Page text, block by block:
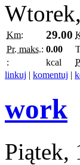
Km: 29.00
Pr. maks.: 0.00
:
kcal
linkuj | komentuj |
work
Piątek,